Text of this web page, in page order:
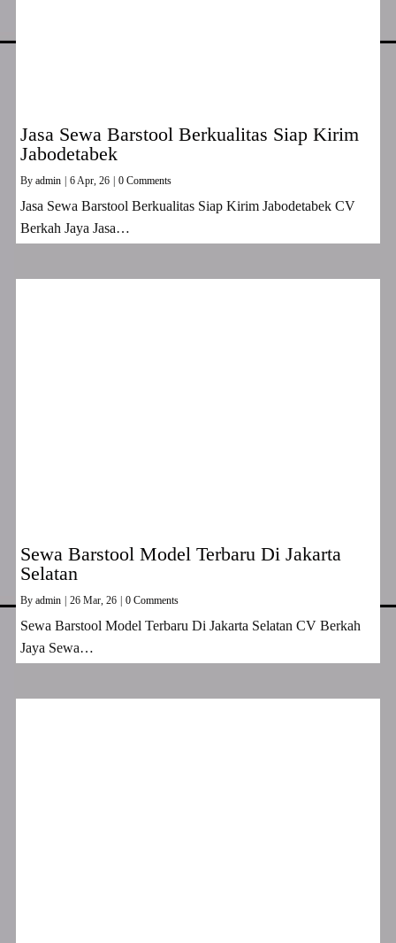
Jasa Sewa Barstool Berkualitas Siap Kirim
Jabodetabek
By admin | 6Apr, 26 | 0 Comments
Jasa Sewa Barstool Berkualitas Siap Kirim Jabodetabek CV
Berkah Jaya Jasa…
Sewa Barstool Model Terbaru Di Jakarta
Selatan
By admin 26 Mar, 26 0 Comments
Sewa Barstool Model Terbaru Di Jakarta Selatan CV Berkah
Jaya Sewa…